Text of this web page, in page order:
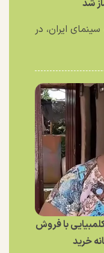
شد
ایران، در
زن ۶۷ ساله کلمبیایی با فروش
خرید